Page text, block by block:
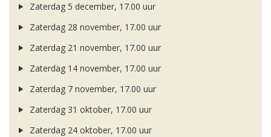
Zaterdag 5 december, 17.00 uur
Zaterdag 28 november, 17.00 uur
Zaterdag 21 november, 17.00 uur
Zaterdag 14 november, 17.00 uur
Zaterdag 7 november, 17.00 uur
Zaterdag 31 oktober, 17.00 uur
Zaterdag 24 oktober, 17.00 uur